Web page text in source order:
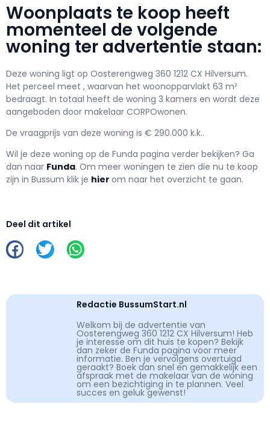
Woonplaats te koop heeft
momenteel de volgende
woning ter advertentie staan:
Deze woning ligt op Oosterengweg 360 1212 CX Hilversum.
Het perceel meet , waarvan het woonopparvlakt 63 m²
bedraagt. In totaal heeft de woning 3 kamers en wordt deze
aangeboden door makelaar CORPOwonen.
De vraagprijs van deze woning is € 290.000 k.k..
Wil je deze woning op de Funda pagina verder bekijken? Ga
dan naar Funda. Om meer woningen te zien die nu te koop
zijn in Bussum klik je hier om naar het overzicht te gaan.
Deel dit artikel
Redactie BussumStart.nl
Welkom bij de advertentie van
Oosterengweg 360 1212 CX Hilversum! Heb
je interesse om dit huis te kopen? Bekijk
dan zeker de Funda pagina voor meer
informatie. Ben je vervolgens overtuigd
geraakt? Boek dan snel en gemakkelijk een
afspraak met de makelaar van de woning
om een bezichtiging in te plannen. Veel
succes en geluk gewenst!